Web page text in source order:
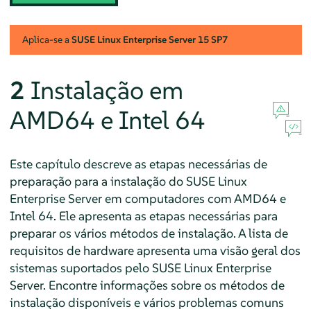
Aplica-se aSUSE Linux Enterprise Server 15 SP7
2 Instalação em
AMD64 e Intel 64
Este capítulo descreve as etapas necessárias de
preparação para a instalação do SUSE Linux
Enterprise Serverem computadores com AMD64 e
Intel 64. Ele apresenta as etapas necessárias para
preparar os vários métodos de instalação. A lista de
requisitos de hardware apresenta uma visão geral dos
sistemas suportados pelo SUSE Linux Enterprise
Server. Encontre informações sobre os métodos de
instalação disponíveis e vários problemas comuns